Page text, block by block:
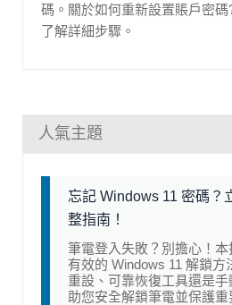
碼。關於如何重新設置賬戶密
了解詳細步驟。
人氣主題
忘記 Windows 11 密碼？
整指南！
筆電登入失敗？別擔心！
有效的 Windows 11 解鎖方
重設、可靠恢復工具還是
助您安全解鎖筆電並保護重